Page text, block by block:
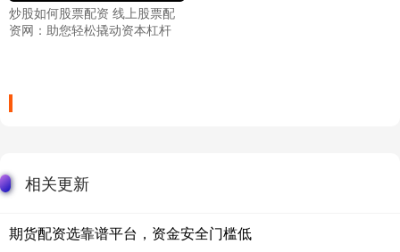
炒股如何股票配资 线上股票配
资网：助您轻松撬动资本杠杆
相关更新
期货配资选靠谱平台，资金安全门槛低